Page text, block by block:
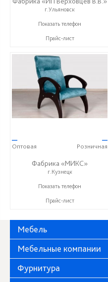
г.Ульяновск
8-987-637-27-82
Показать телефон
Прайс-лист
—
Оптовая
—
Розничная
Фабрика «МИКС»
г.Кузнецк
+7 (937) 423-36-37
Показать телефон
Прайс-лист
Мебель
Мебельные компании
Фурнитура